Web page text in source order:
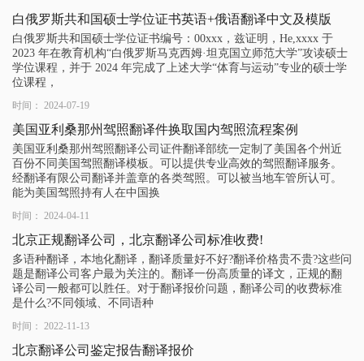
白俄罗斯共和国硕士学位证书英语+俄语翻译中文及模版
白俄罗斯共和国硕士学位证书编号：00xxx，兹证明，He,xxxx 于
2023 年在教育机构“白俄罗斯马克西姆·坦克国立师范大学”攻读硕士
学位课程，并于 2024 年完成了上述大学“体育与运动”专业的硕士学
位课程，
时间： 2024-07-19
美国亚利桑那州驾照翻译件换取国内驾照流程案例
美国亚利桑那州驾照翻译公司证件翻译部统一定制了美国各个州近
百份不同美国驾照翻译模板。可以提供专业高效的驾照翻译服务。
经翻译有限公司翻译并盖章的各类驾照。可以被当地车管所认可。
能为美国驾照持有人在中国换
时间： 2024-04-11
北京正规翻译公司，北京翻译公司标准收费!
多语种翻译，本地化翻译，翻译质量好不好?翻译价格贵不贵?这些问
题是翻译公司客户最为关注的。翻译一份高质量的译文，正规的翻
译公司一般都可以胜任。对于翻译报价问题，翻译公司的收费标准
是什么?不同领域、不同语种
时间： 2022-11-13
北京翻译公司鉴定报告翻译报价